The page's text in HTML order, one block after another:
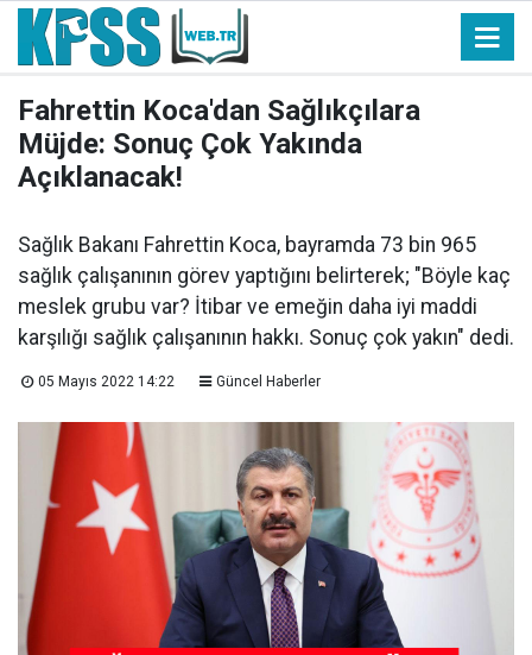
Fahrettin Koca'dan Sağlıkçılara
Müjde: Sonuç Çok Yakında
Açıklanacak!
Sağlık Bakanı Fahrettin Koca, bayramda 73 bin 965
sağlık çalışanının görev yaptığını belirterek; "Böyle kaç
meslek grubu var? İtibar ve emeğin daha iyi maddi
karşılığı sağlık çalışanının hakkı. Sonuç çok yakın" dedi.
05 Mayıs 2022 14:22 Güncel Haberler